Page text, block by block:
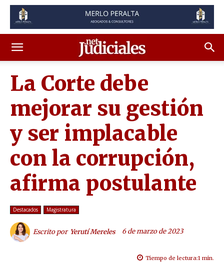
La Corte debe
mejorar su gestión
y ser implacable
con la corrupción,
afirma postulante
Destacados Magistratura
Escrito por Yerutí Mereles 6 de marzo de 2023
Tiempo de lectura:1 min.